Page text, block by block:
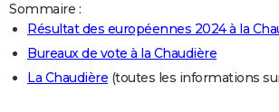
Guides de France
Escapades
Patrimoine
Expositions
Musées
Week-end nature
LIFESTYLE
Art de vivre
Bien-être
Loisirs
Mode
Modes de vie
Sommaire :
Résultat des européennes 2024 à la
Bureaux de vote à la Chaudière
La Chaudière (toutes les informations